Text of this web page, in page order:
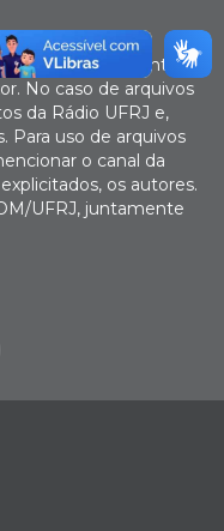
é livre mediante
No caso de arquivos
da Rádio UFRJ e,
Para uso de arquivos
o canal da
os autores.
UFRJ, juntamente